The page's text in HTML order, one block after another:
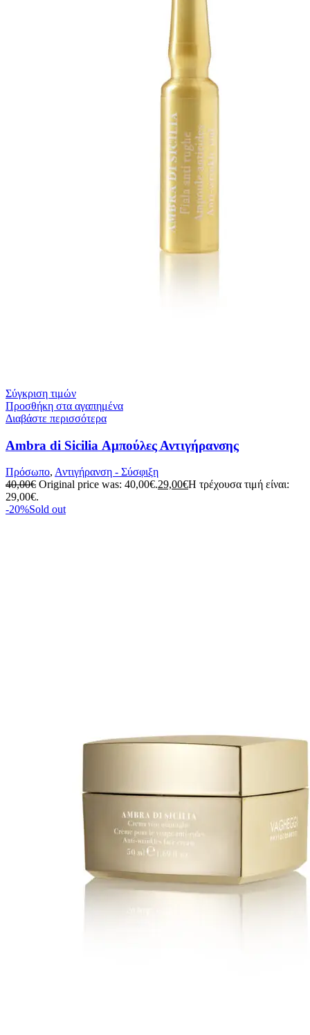
Σύγκριση τιμών
Προσθήκη στα αγαπημένα
Διαβάστε περισσότερα
Ambra di Sicilia Αμπούλες Αντιγήρανσης
Πρόσωπο, Αντιγήρανση - Σύσφιξη
40,00€ Original price was: 40,00€.29,00€Η τρέχουσα τιμή είναι:
29,00€.
-20%Sold out